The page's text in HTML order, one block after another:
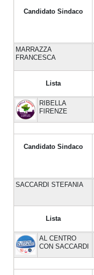
Candidato Sindaco
MARRAZZA
FRANCESCA
Lista
RIBELLA
FIRENZE
Candidato Sindaco
SACCARDI STEFANIA
Lista
AL CENTRO
CON SACCARDI